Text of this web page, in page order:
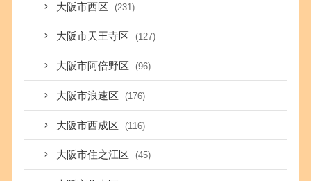
大阪市西区 (231)
大阪市天王寺区 (127)
大阪市阿倍野区 (96)
大阪市浪速区 (176)
大阪市西成区 (116)
大阪市住之江区 (45)